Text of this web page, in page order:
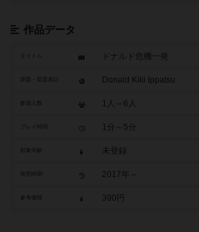
作品データ
タイトル ドナルド危機一発
Donald Kiki Ippatsu
参加人数 1人～6人
1分～5分
未登録
2017年～
参考価格 390円